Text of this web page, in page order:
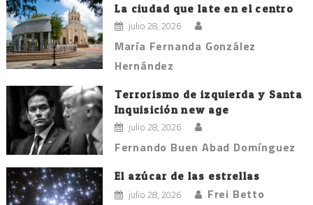
La ciudad que late en el centro
julio 28, 2026
María Fernanda González
Hernández
Terrorismo de izquierda y Santa
Inquisición new age
julio 28, 2026
Fernando Buen Abad Domínguez
El azúcar de las estrellas
julio 28, 2026 Frei Betto